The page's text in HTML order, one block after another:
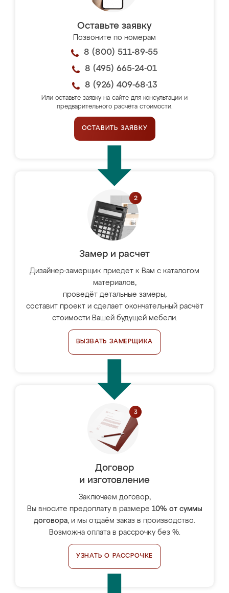
Оставьте заявку
Позвоните по номерам
8 (800) 511-89-55
8 (495) 665-24-01
8 (926) 409-68-13
Или оставьте заявку на сайте для консультации и
предварительного расчёта стоимости.
ОСТАВИТЬ ЗАЯВКУ
Замер и расчет
Дизайнер-замерщик приедет к Вам с каталогом
материалов,
проведёт детальные замеры,
составит проект и сделает окончательный расчёт
стоимости Вашей будущей мебели.
ВЫЗВАТЬ ЗАМЕРЩИКА
Договор
и изготовление
Заключаем договор,
Вы вносите предоплату в размере 10% от суммы
договора, и мы отдаём заказ в производство.
Возможна оплата в рассрочку без %.
УЗНАТЬ О РАССРОЧКЕ